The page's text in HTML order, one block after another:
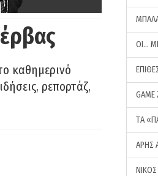
καθημερινό
ρεπορτάζ,
ΟΙ…
GAME
ΤA
ΑΡΗΣ